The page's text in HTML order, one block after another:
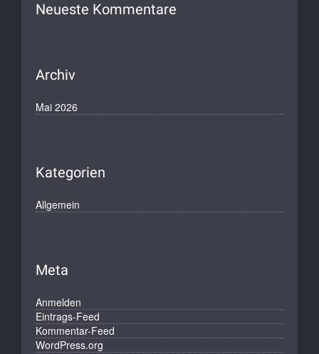
Neueste Kommentare
Archiv
Mai 2026
Kategorien
Allgemein
Meta
Anmelden
Eintrags-Feed
Kommentar-Feed
WordPress.org